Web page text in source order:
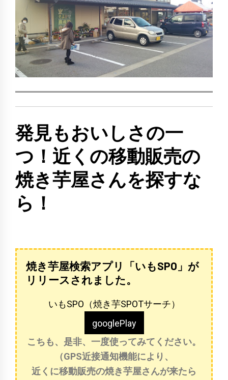
発見もおいしさの一
つ！近くの移動販売の
焼き芋屋さんを探すな
ら！
焼き芋屋検索アプリ「いもSPO」が
リリースされました。
いもSPO（焼き芋SPOTサーチ）
googlePlay
こちも、是非、一度使ってみてください。
（GPS近接通知機能により、
近くに移動販売の焼き芋屋さんが来たら